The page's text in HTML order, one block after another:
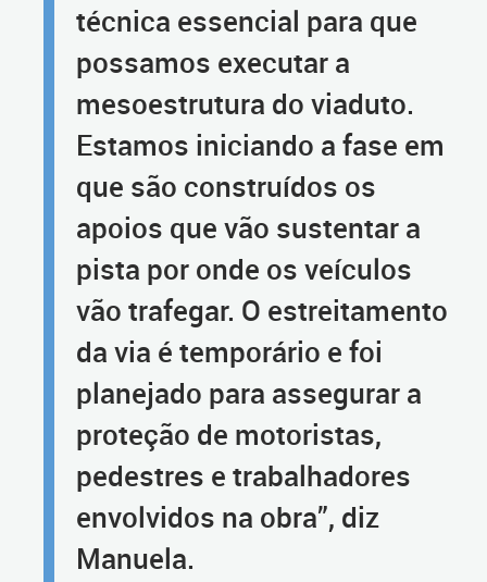
técnica essencial para que
possamos executar a
mesoestrutura do viaduto.
Estamos iniciando a fase em
que são construídos os
apoios que vão sustentar a
pista por onde os veículos
vão trafegar. O estreitamento
da via é temporário e foi
planejado para assegurar a
proteção de motoristas,
pedestres e trabalhadores
envolvidos na obra”, diz
Manuela.